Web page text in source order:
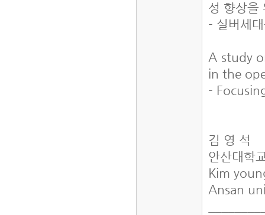
성 향상을
- 실버세
A study
in the
-
김 영 석
안산대학
Kim
Ansan